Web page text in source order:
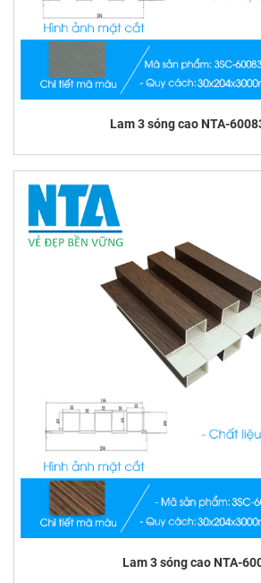
Lam 3 sóng cao NTA-
Lam 3 sóng cao NTA-